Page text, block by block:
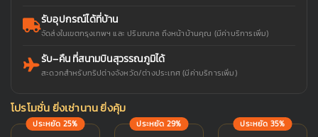
รับอุปกรณ์ได้ที่บ้าน
จัดส่งในเขตกรุงเทพฯ และ ปริมณฑล ถึงหน้าบ้านคุณ (มีค่าบริการเพิ่ม)
รับ–คืน ที่สนามบินสุวรรณภูมิได้
สะดวกสำหรับทริปต่างจังหวัด/ต่างประเทศ (มีค่าบริการเพิ่ม)
โปรโมชั่น ยิ่งเช่านาน ยิ่งคุ้ม
ประหยัด 25% ประหยัด 29% ประหยัด 35%